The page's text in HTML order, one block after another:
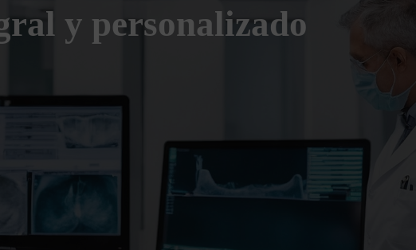
y personalizado